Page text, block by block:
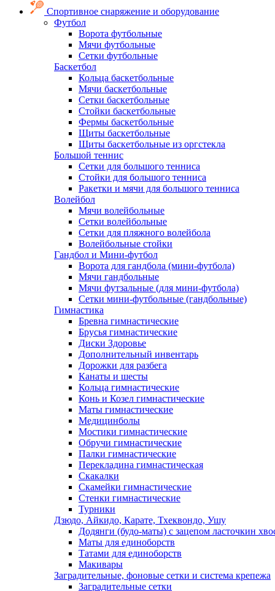
Спортивное снаряжение и оборудование
Футбол
Ворота футбольные
Мячи футбольные
Сетки футбольные
Баскетбол
Кольца баскетбольные
Мячи баскетбольные
Сетки баскетбольные
Стойки баскетбольные
Фермы баскетбольные
Щиты баскетбольные
Щиты баскетбольные из оргстекла
Большой теннис
Сетки для большого тенниса
Стойки для большого тенниса
Ракетки и мячи для большого тенниса
Волейбол
Мячи волейбольные
Сетки волейбольные
Сетки для пляжного волейбола
Волейбольные стойки
Гандбол и Мини-футбол
Ворота для гандбола (мини-футбола)
Мячи гандбольные
Мячи футзальные (для мини-футбола)
Сетки мини-футбольные (гандбольные)
Гимнастика
Бревна гимнастические
Брусья гимнастические
Диски Здоровье
Дополнительный инвентарь
Дорожки для разбега
Канаты и шесты
Кольца гимнастические
Конь и Козел гимнастические
Маты гимнастические
Медицинболы
Мостики гимнастические
Обручи гимнастические
Палки гимнастические
Перекладина гимнастическая
Скакалки
Скамейки гимнастические
Стенки гимнастические
Турники
Дзюдо, Айкидо, Карате, Тхеквондо, Ушу
Додянги (будо-маты) с зацепом ласточкин
Маты для единоборств
Татами для единоборств
Макивары
Заградительные, фоновые сетки и система крепежа
Заградительные сетки